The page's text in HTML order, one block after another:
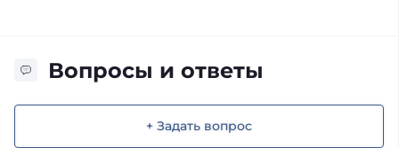
Вопросы и ответы
+ Задать вопрос